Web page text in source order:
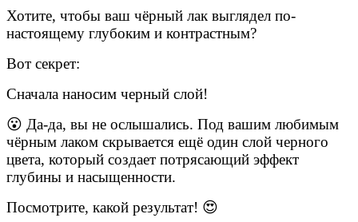
Хотите, чтобы ваш чёрный лак выглядел по-
настоящему глубоким и контрастным?
Вот секрет:
Сначала наносим черный слой!
😮 Да-да, вы не ослышались. Под вашим любимым
чёрным лаком скрывается ещё один слой черного
цвета, который создает потрясающий эффект
глубины и насыщенности.
Посмотрите, какой результат! 😍